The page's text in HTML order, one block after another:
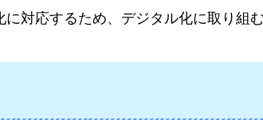
対応するため、デジタル化に取り組